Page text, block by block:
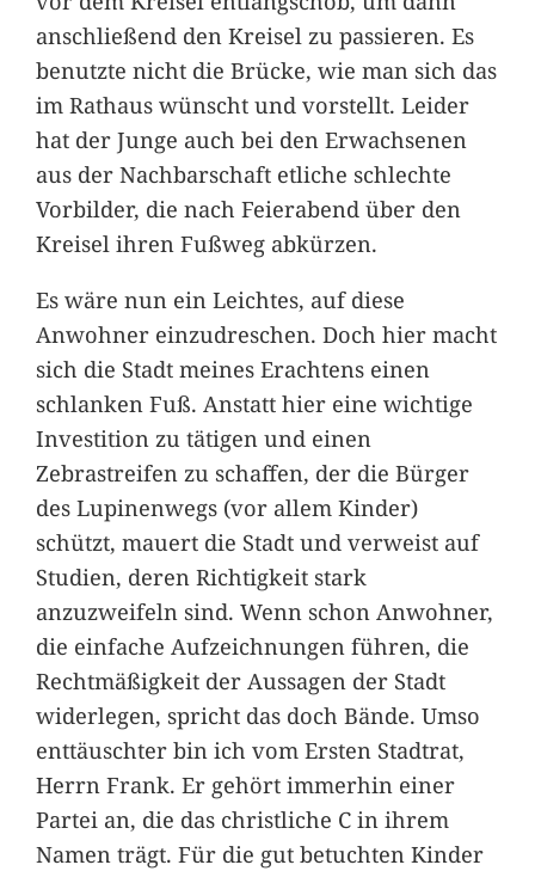
anschließend den Kreisel zu passieren. Es
benutzte nicht die Brücke, wie man sich das
im Rathaus wünscht und vorstellt. Leider
hat der Junge auch bei den Erwachsenen
aus der Nachbarschaft etliche schlechte
Vorbilder, die nach Feierabend über den
Kreisel ihren Fußweg abkürzen.
Es wäre nun ein Leichtes, auf diese
Anwohner einzudreschen. Doch hier macht
sich die Stadt meines Erachtens einen
schlanken Fuß. Anstatt hier eine wichtige
Investition zu tätigen und einen
Zebrastreifen zu schaffen, der die Bürger
des Lupinenwegs (vor allem Kinder)
schützt, mauert die Stadt und verweist auf
Studien, deren Richtigkeit stark
anzuzweifeln sind. Wenn schon Anwohner,
die einfache Aufzeichnungen führen, die
Rechtmäßigkeit der Aussagen der Stadt
widerlegen, spricht das doch Bände. Umso
enttäuschter bin ich vom Ersten Stadtrat,
Herrn Frank. Er gehört immerhin einer
Partei an, die das christliche C in ihrem
Namen trägt. Für die gut betuchten Kinder